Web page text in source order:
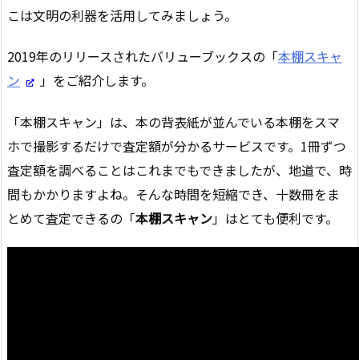
こは文明の利器を活用してみましょう。
2019年のリリースされたバリューブックスの「本棚スキャ
ン
」をご紹介します。
「本棚スキャン」は、本の背表紙が並んでいる本棚をスマ
ホで撮影するだけで査定額が分かるサービスです。1冊ずつ
査定額を調べることはこれまでもできましたが、地道で、時
間もかかりますよね。そんな時間を短縮でき、十数冊をま
とめて査定できるの「本棚スキャン」はとても便利です。